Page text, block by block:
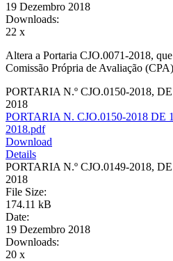
19 Dezembro 2018
Downloads:
22 x
Altera a Portaria CJO.0071-2018,
Comissão Própria de Avaliação
PORTARIA N.º CJO.0150-2018,
2018
PORTARIA N. CJO.0150-2018 DE
2018.pdf
Download
Details
PORTARIA N.º CJO.0149-2018,
2018
File Size:
174.11 kB
Date:
19 Dezembro 2018
Downloads:
20 x